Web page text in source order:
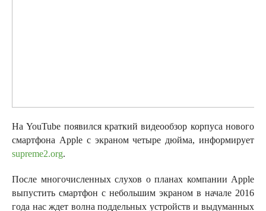
На YouTube появился краткий видеообзор корпуса нового
смартфона Apple с экраном четыре дюйма, информирует
supreme2.org.
После многочисленных слухов о планах компании Apple
выпустить смартфон с небольшим экраном в начале 2016
года нас ждет волна поддельных устройств и выдуманных